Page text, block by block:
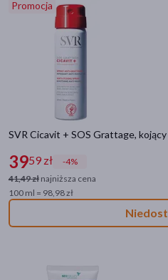
Promocja
SVR Cicavit + SOS Grattage,
3959 zł
-4%
41,49 zł najniższa cena
100 ml = 98,98 zł